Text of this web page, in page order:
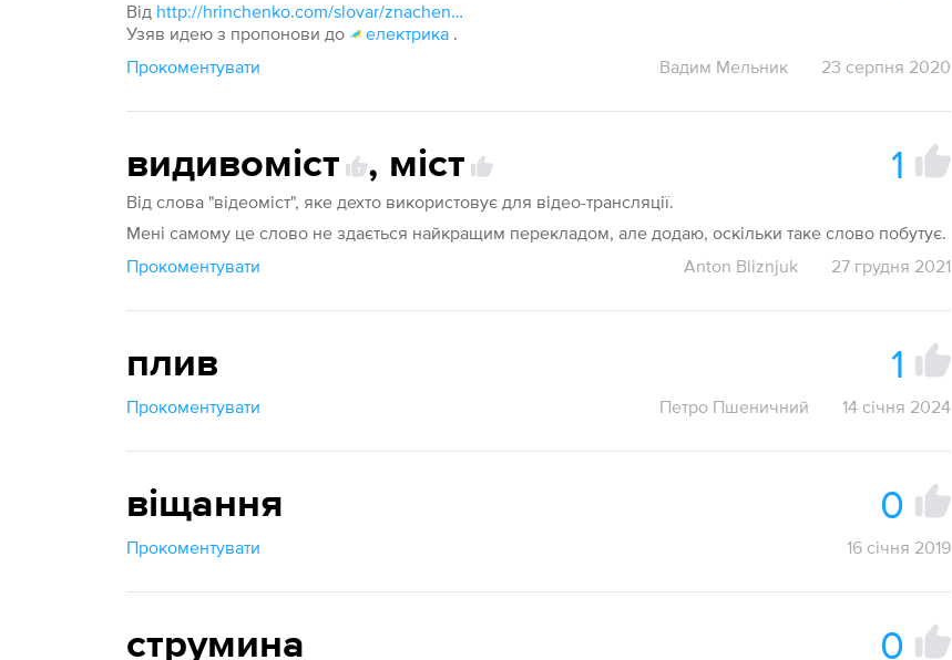
Від
http://hrinchenko.com/slovar/znachenie-slova/49879-prud.html#show_point
Узяв идею з пропонови до
електрика .
Прокоментувати
Вадим Мельник 23 серпня 2020
видивоміст 1 , міст 1
Від слова "відеоміст", яке дехто використовує для відео-трансляції.
Мені самому це слово не здається найкращим перекладом, але додаю, оскільки таке слово побутує.
Прокоментувати
Anton Bliznjuk 27 грудня 2021
плив 1
Прокоментувати Петро Пшеничний 14 січня 2024
віщання 0
Прокоментувати 16 січня 2019
струмина 0